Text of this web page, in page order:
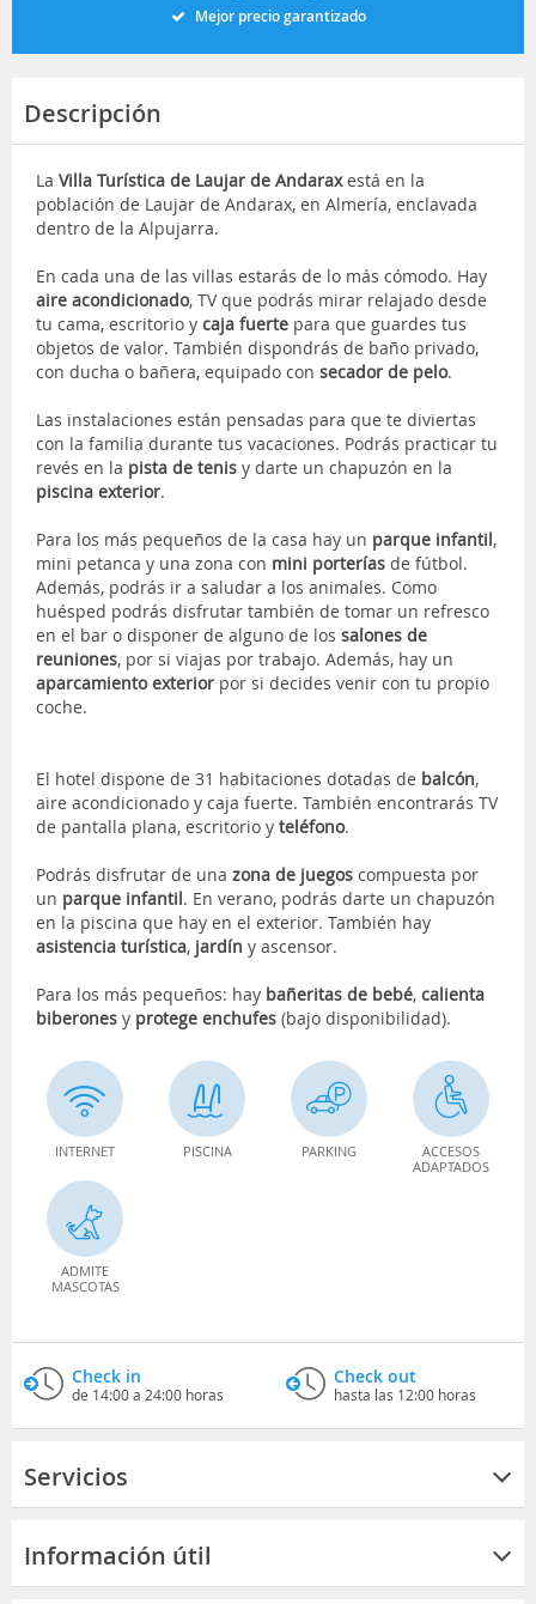
Mejor precio garantizado
Descripción
La Villa Turística de Laujar de Andaraxestá en la
población de Laujar de Andarax, en Almería, enclavada
dentro de la Alpujarra.
En cada una de las villas estarás de lo más cómodo. Hay
aire acondicionado, TV que podrás mirar relajado desde
tu cama, escritorio y caja fuerte para que guardes tus
objetos de valor. También dispondrás de baño privado,
con ducha o bañera, equipado con secador de pelo.
Las instalaciones están pensadas para que te diviertas
con la familia durante tus vacaciones. Podrás practicar tu
revés en la pista de tenis y darte un chapuzón en la
piscina exterior.
Para los más pequeños de la casa hay un parque infantil,
mini petanca y una zona con mini porterías de fútbol.
Además, podrás ir a saludar a los animales. Como
huésped podrás disfrutar también de tomar un refresco
en el bar o disponer de alguno de los salones de
reuniones, por si viajas por trabajo. Además, hay un
aparcamiento exterior por si decides venir con tu propio
coche.
El hotel dispone de 31 habitaciones dotadas de balcón,
aire acondicionado y caja fuerte. También encontrarás TV
de pantalla plana, escritorio y teléfono.
Podrás disfrutar de una zona de juegos compuesta por
un parque infantil. En verano, podrás darte un chapuzón
en la piscina que hay en el exterior. También hay
asistencia turística, jardín y ascensor.
Para los más pequeños: hay bañeritas de bebé, calienta
biberones y protege enchufes (bajo disponibilidad).
INTERNET PISCINA PARKING
ACCESOS
ADAPTADOS
ADMITE
MASCOTAS
Check in
de 14:00 a 24:00 horas
Check out
hasta las 12:00 horas
Servicios
Información útil